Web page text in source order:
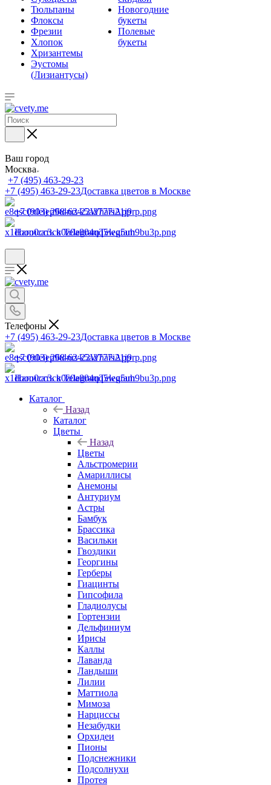
Тюльпаны
Флоксы
Фрезии
Хлопок
Хризантемы
Эустомы
(Лизиантусы)
Новогодние
букеты
Полевые
букеты
Ваш город
Москва
+7 (495) 463-29-23
+7 (495) 463-29-23Доставка цветов в Москве
+7 (903) 268-62-22WhatsApp
Написать в TelegramTelegram
Телефоны
+7 (495) 463-29-23Доставка цветов в Москве
+7 (903) 268-62-22WhatsApp
Написать в TelegramTelegram
Каталог
Назад
Каталог
Цветы
Назад
Цветы
Альстромерии
Амариллисы
Анемоны
Антуриум
Астры
Бамбук
Брассика
Васильки
Гвоздики
Георгины
Герберы
Гиацинты
Гипсофила
Гладиолусы
Гортензии
Дельфиниум
Ирисы
Каллы
Лаванда
Ландыши
Лилии
Маттиола
Мимоза
Нарциссы
Незабудки
Орхидеи
Пионы
Подснежники
Подсолнухи
Протея